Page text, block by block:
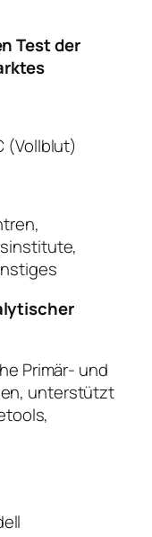
Test der
(Vollblut)
Primär- und
unterstützt